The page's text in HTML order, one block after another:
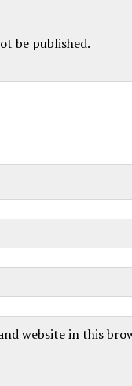
be published.
website in this